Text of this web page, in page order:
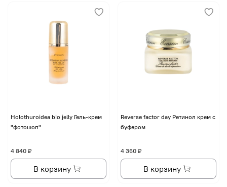
Holothuroidea bio jelly Гель-крем
"фотошоп"
4 840 ₽
В корзину
Reverse factor day Ретинол крем с
буфером
4 360 ₽
В корзину